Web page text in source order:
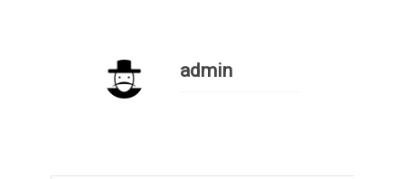
admin